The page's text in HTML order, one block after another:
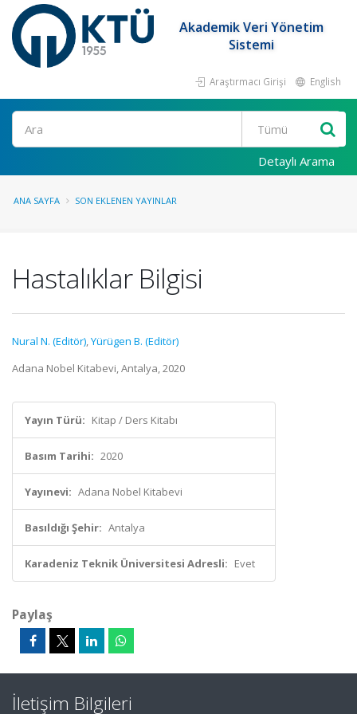
Akademik Veri Yönetim
Sistemi
Araştırmacı Girişi English
Ara
Detaylı Arama
ANA SAYFA SON EKLENEN YAYINLAR
Hastalıklar Bilgisi
Nural N. (Editör),Yürügen B. (Editör)
Adana Nobel Kitabevi, Antalya, 2020
Yayın Türü: Kitap / Ders Kitabı
Basım Tarihi: 2020
Yayınevi: Adana Nobel Kitabevi
Basıldığı Şehir: Antalya
Karadeniz Teknik Üniversitesi Adresli: Evet
Paylaş
İletişim Bilgileri